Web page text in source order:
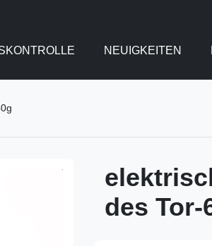
NEUIGKEITEN
des Tor-